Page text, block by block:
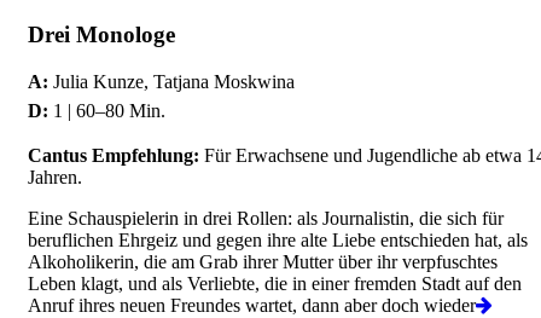
Drei Monologe
A: Julia Kunze, Tatjana Moskwina
D: 1 | 60–80 Min.
Cantus Empfehlung: Für Erwachsene und Jugendliche ab etwa
Jahren.
Eine Schauspielerin in drei Rollen: als Journalistin, die sich für
beruflichen Ehrgeiz und gegen ihre alte Liebe entschieden hat, als
Alkoholikerin, die am Grab ihrer Mutter über ihr verpfuschtes
Leben klagt, und als Verliebte, die in einer fremden Stadt auf den
Anruf ihres neuen Freundes wartet, dann aber doch wieder